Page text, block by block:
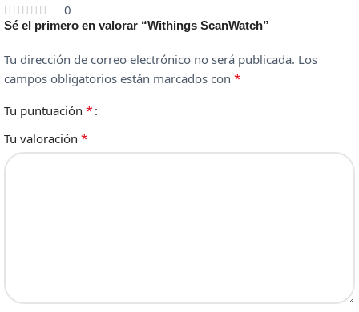
0
Sé el primero en valorar “Withings ScanWatch”
Tu dirección de correo electrónico no será publicada. Los
campos obligatorios están marcados con *
Tu puntuación *
Tu valoración *